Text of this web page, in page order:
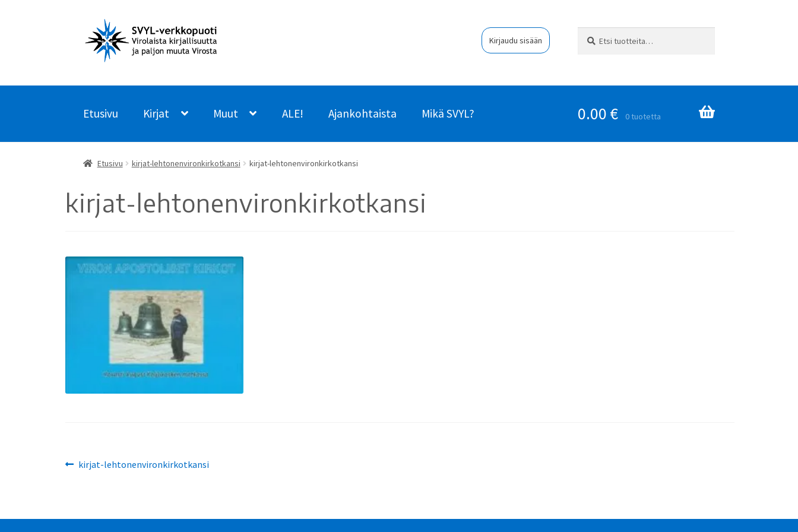
Siirry
navigointiin
Siirry
sisältöön
Kirjaudu sisään
Etusivu Kirjat Muut ALE! Ajankohtaista Mikä SVYL? 0.00 € 0 tuotetta
Etusivu kirjat-lehtonenvironkirkotkansi kirjat-lehtonenvironkirkotkansi
kirjat-lehtonenvironkirkotkansi
Artikkelien
Edellinen
kirjat-lehtonenvironkirkotkansi